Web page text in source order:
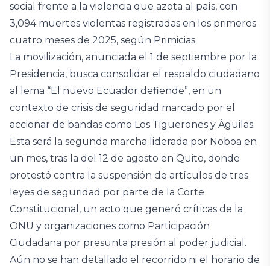
social frente a la violencia que azota al país, con
3,094 muertes violentas registradas en los primeros
cuatro meses de 2025, según Primicias.
La movilización, anunciada el 1 de septiembre por la
Presidencia, busca consolidar el respaldo ciudadano
al lema “El nuevo Ecuador defiende”, en un
contexto de crisis de seguridad marcado por el
accionar de bandas como Los Tiguerones y Águilas.
Esta será la segunda marcha liderada por Noboa en
un mes, tras la del 12 de agosto en Quito, donde
protestó contra la suspensión de artículos de tres
leyes de seguridad por parte de la Corte
Constitucional, un acto que generó críticas de la
ONU y organizaciones como Participación
Ciudadana por presunta presión al poder judicial.
Aún no se han detallado el recorrido ni el horario de